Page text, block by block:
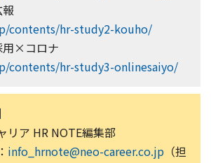
contents/hr-study2-kouho/
用×コロナ
contents/hr-study3-onlinesaiyo/
リア HR NOTE編集部
info_hrnote@neo-career.co.jp （担